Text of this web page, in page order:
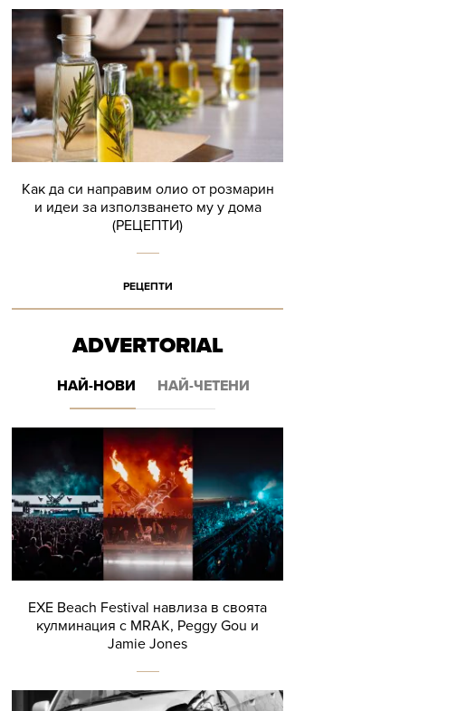
Как да си направим олио от розмарин
и идеи за използването му у дома
(РЕЦЕПТИ)
РЕЦЕПТИ
ADVERTORIAL
НАЙ-НОВИ НАЙ-ЧЕТЕНИ
EXE Beach Festival навлиза в своята
кулминация с MRAK, Peggy Gou и
Jamie Jones